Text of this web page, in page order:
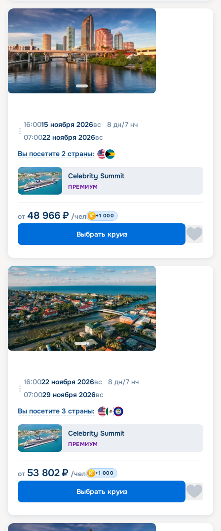
16:0015 ноября 2026вс 8 дн/7 нч
07:0022 ноября 2026вс
Вы посетите 2 страны:
Celebrity Summit
ПРЕМИУМ
от 48 966 ₽ /чел +1 000
Выбрать круиз
16:0022 ноября 2026вс 8 дн/7 нч
07:0029 ноября 2026вс
Вы посетите 3 страны:
Celebrity Summit
ПРЕМИУМ
от 53 802 ₽ /чел +1 000
Выбрать круиз